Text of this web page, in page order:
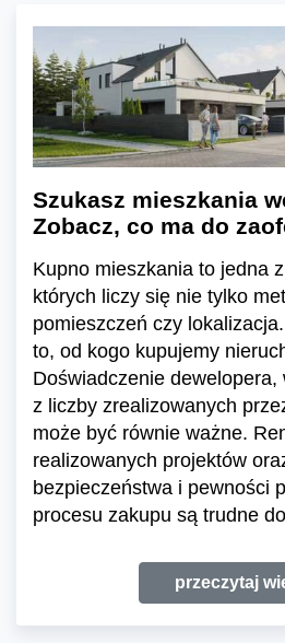
Szukasz mieszkania
Zobacz, co ma do
Kupno mieszkania to jedna
których liczy się nie tylko
pomieszczeń czy
to, od kogo kupujemy
Doświadczenie
z liczby zrealizowanych
może być równie ważne.
realizowanych projektów
bezpieczeństwa i pewności
procesu zakupu są trudne
przeczytaj